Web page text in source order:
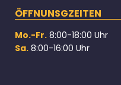
ÖFFNUNSGZEITEN
Mo.-Fr. 8:00-18:00 Uhr
Sa. 8:00-16:00 Uhr